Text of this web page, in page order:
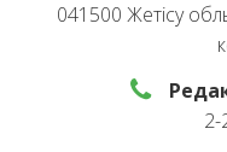
041500 Жетісу
2-